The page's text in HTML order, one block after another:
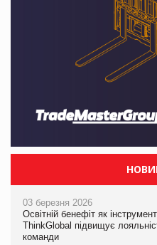
03 березня 2026
Освітній бенефіт як
ThinkGlobal підвищує
команди